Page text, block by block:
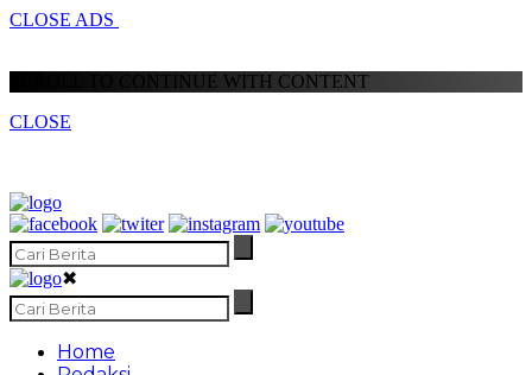
CLOSE ADS
SCROLL TO CONTINUE WITH CONTENT
CLOSE
✖
Home